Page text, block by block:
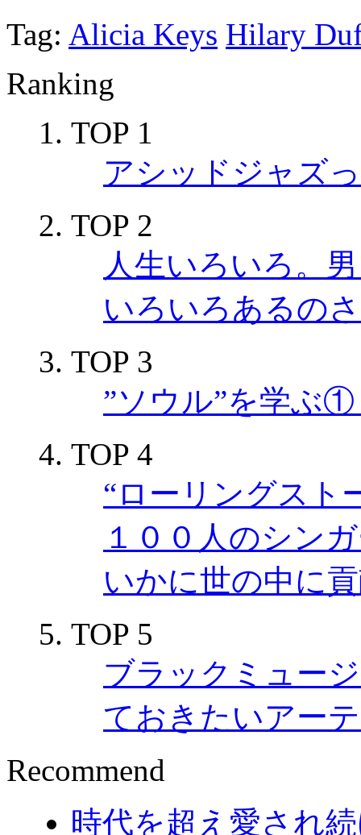
Tag: Alicia Keys Hilary
Ranking
TOP 1
アシッドジャズ
TOP 2
人生いろいろ。
いろいろあるの
TOP 3
”ソウル”を学ぶ
TOP 4
“ローリングスト
１００人のシン
いかに世の中に
TOP 5
ブラックミュー
ておきたいアー
Recommend
時代を超え愛され続